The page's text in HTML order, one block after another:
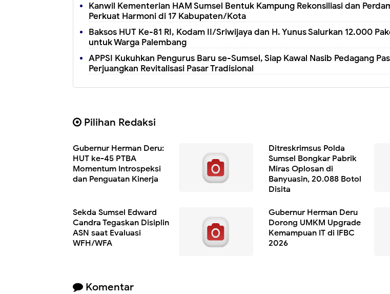
Kanwil Kementerian HAM Sumsel Bentuk Kampung Rekonsiliasi dan
Perkuat Harmoni di 17 Kabupaten/Kota
Baksos HUT Ke-81 RI, Kodam II/Sriwijaya dan H. Yunus Salurkan 12.000
untuk Warga Palembang
APPSI Kukuhkan Pengurus Baru se-Sumsel, Siap Kawal Nasib Pedagang
Perjuangkan Revitalisasi Pasar Tradisional
Pilihan Redaksi
Gubernur Herman Deru:
HUT ke-45 PTBA
Momentum Introspeksi
dan Penguatan Kinerja
Ditreskrimsus Polda
Sumsel Bongkar Pabrik
Miras Oplosan di
Banyuasin, 20.088 Botol
Disita
Sekda Sumsel Edward
Candra Tegaskan Disiplin
ASN saat Evaluasi
WFH/WFA
Gubernur Herman Deru
Dorong UMKM Upgrade
Kemampuan IT di IFBC
2026
Komentar